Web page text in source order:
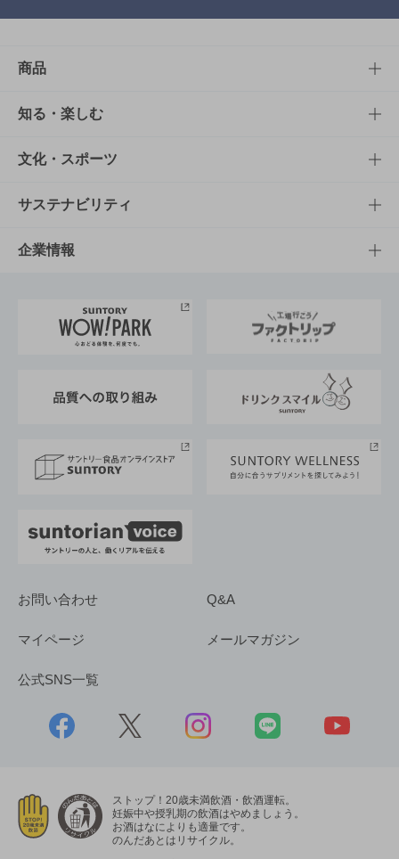
商品
商品TOP
商品一覧
商品発売情報
栄養成分一覧
知る・楽しむ
知る・楽しむTOP
キャンペーン
工場見学
地域情報
文化・スポーツ
文化・スポーツTOP
サントリーホール
サントリーサンバーズ大阪
サステナビリティ
サステナビリティTOP
サントリーが考えるサステナビリティ経営
企業情報
企業概要
採用情報
お問い合わせ Q&A
マイページ メールマガジン
公式SNS一覧
ストップ！20歳未満飲酒・飲酒運転。
妊娠中や授乳期の飲酒はやめましょう。
お酒はなによりも適量です。
のんだあとはリサイクル。